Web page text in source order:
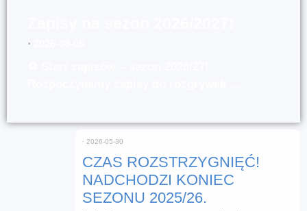
⋅
CZAS ROZSTRZYGNIĘĆ!
NADCHODZI KONIEC
SEZONU 2025/26.
⋅ 2026-05-30